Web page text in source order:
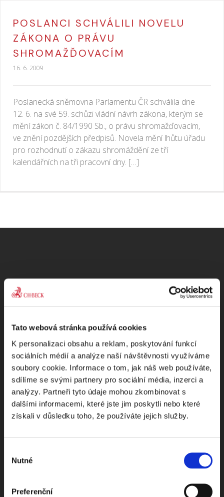
Tato webová stránka používá cookies
K personalizaci obsahu a reklam, poskytování funkcí
sociálních médií a analýze naší návštěvnosti využíváme
soubory cookie. Informace o tom, jak náš web používáte,
sdílíme se svými partnery pro sociální média, inzerci a
analýzy. Partneři tyto údaje mohou zkombinovat s
dalšími informacemi, které jste jim poskytli nebo které
získali v důsledku toho, že používáte jejich služby.
souhlasu
Nutné
Preferenční
POSLANCI SCHVÁLILI NOVELU
ZÁKONA O PRÁVU
SHROMAŽĎOVACÍM
16. 6. 2009
Poslanecká sněmovna Parlamentu ČR schválila dne
12. 6. na své 59. schůzi vládní návrh zákona, kterým se
mění zákon č. 84/1990 Sb., o právu shromažďovacím,
ve znění pozdějších předpisů. Novela mění lhůtu úřadu
pro rozhodnutí o zákazu shromáždění ze tří
kalendářních na tři pracovní dny. […]
Odebírejte Beck-online
Dostávejte od nás pravidelný měsíční souhrn
toho nejpopulárnějšího obsahu.
Beru na vědomí zpracování osobních údajů